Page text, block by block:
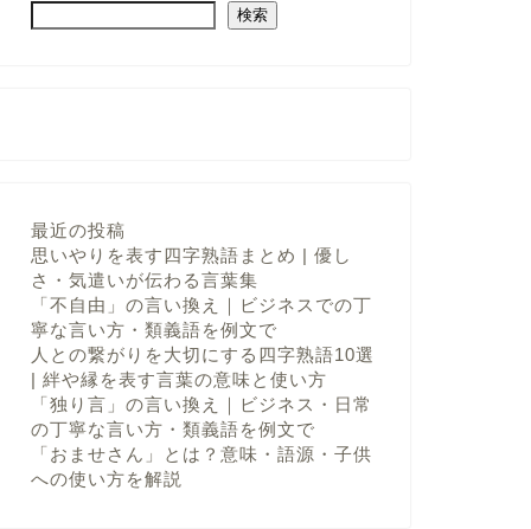
検索
最近の投稿
思いやりを表す四字熟語まとめ | 優し
さ・気遣いが伝わる言葉集
「不自由」の言い換え｜ビジネスでの丁
寧な言い方・類義語を例文で
人との繋がりを大切にする四字熟語10選
| 絆や縁を表す言葉の意味と使い方
「独り言」の言い換え｜ビジネス・日常
の丁寧な言い方・類義語を例文で
「おませさん」とは？意味・語源・子供
への使い方を解説